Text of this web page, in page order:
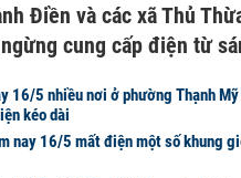
Điền và các xã Thủ
cung cấp điện từ
16/5 nhiều nơi ở phường Thạnh Mỹ
kéo dài
nay 16/5 mất điện một số khung